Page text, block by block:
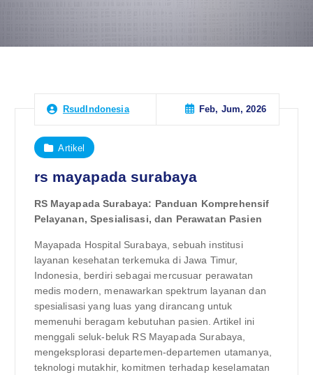
RsudIndonesia Feb, Jum, 2026
Artikel
rs mayapada surabaya
RS Mayapada Surabaya: Panduan Komprehensif
Pelayanan, Spesialisasi, dan Perawatan Pasien
Mayapada Hospital Surabaya, sebuah institusi
layanan kesehatan terkemuka di Jawa Timur,
Indonesia, berdiri sebagai mercusuar perawatan
medis modern, menawarkan spektrum layanan dan
spesialisasi yang luas yang dirancang untuk
memenuhi beragam kebutuhan pasien. Artikel ini
menggali seluk-beluk RS Mayapada Surabaya,
mengeksplorasi departemen-departemen utamanya,
teknologi mutakhir, komitmen terhadap keselamatan